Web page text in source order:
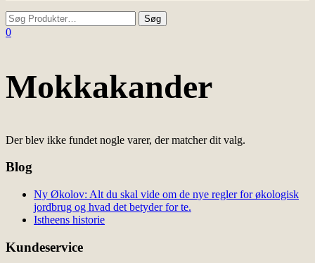
0
Mokkakander
Der blev ikke fundet nogle varer, der matcher dit valg.
Blog
Ny Økolov: Alt du skal vide om de nye regler for økologisk
jordbrug og hvad det betyder for te.
Istheens historie
Kundeservice